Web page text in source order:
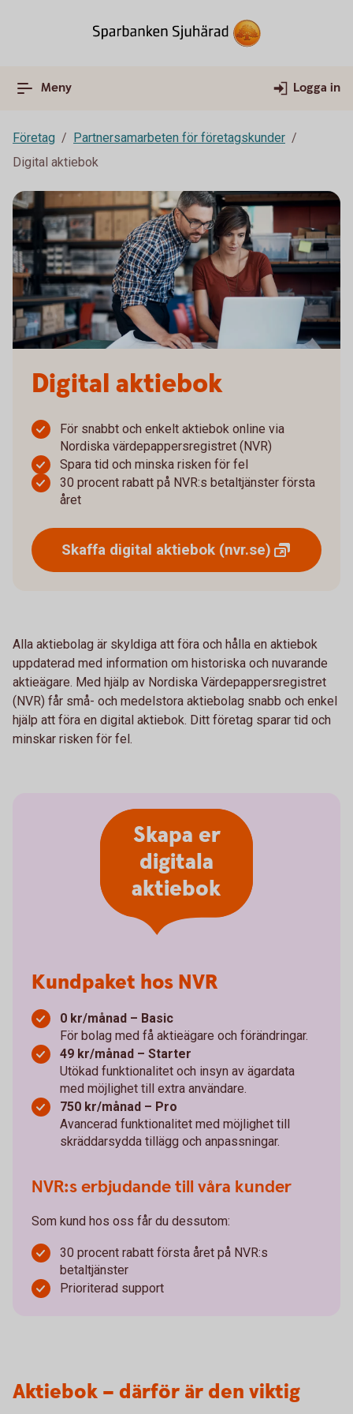
Meny Logga in
Företag
Partnersamarbeten för företagskunder
Digital aktiebok
Digital aktiebok
För snabbt och enkelt aktiebok online via
Nordiska värdepappersregistret (NVR)
Spara tid och minska risken för fel
30 procent rabatt på NVR:s betaltjänster första
året
Skaffa digital aktiebok (nvr.se)
Alla aktiebolag är skyldiga att föra och hålla en aktiebok
uppdaterad med information om historiska och nuvarande
aktieägare. Med hjälp av Nordiska Värdepappersregistret
(NVR) får små- och medelstora aktiebolag snabb och enkel
hjälp att föra en digital aktiebok. Ditt företag sparar tid och
minskar risken för fel.
Kundpaket hos NVR
0 kr/månad – Basic
För bolag med få aktieägare och förändringar.
49 kr/månad – Starter
Utökad funktionalitet och insyn av ägardata
med möjlighet till extra användare.
750 kr/månad – Pro
Avancerad funktionalitet med möjlighet till
skräddarsydda tillägg och anpassningar.
NVR:s erbjudande till våra kunder
Som kund hos oss får du dessutom:
30 procent rabatt första året på NVR:s
betaltjänster
Prioriterad support
Skapa er
digitala
aktiebok
Aktiebok – därför är den viktig